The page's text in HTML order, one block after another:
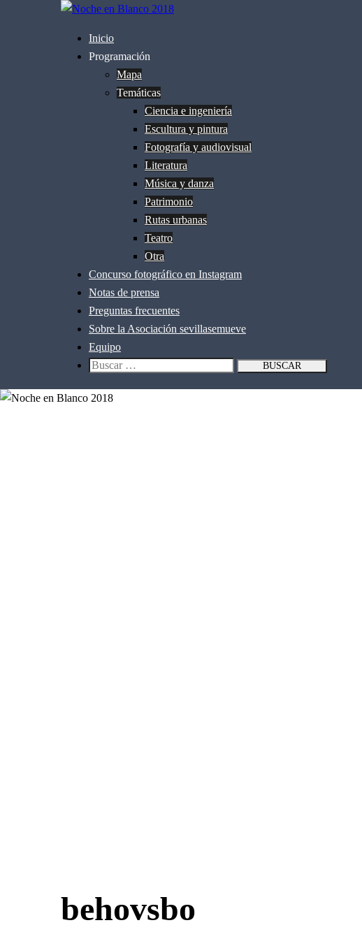
Inicio
Programación
Mapa
Temáticas
Ciencia e ingeniería
Escultura y pintura
Fotografía y audiovisual
Literatura
Música y danza
Patrimonio
Rutas urbanas
Teatro
Otra
Concurso fotográfico en Instagram
Notas de prensa
Preguntas frecuentes
Sobre la Asociación sevillasemueve
Equipo
Buscar:
behovsbo